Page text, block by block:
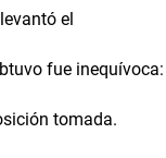
el
fue inequívoca:
tomada.